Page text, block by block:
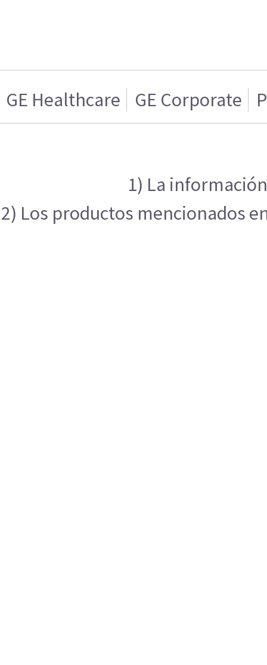
GE Healthcare GE Corporate
1) La
2) Los productos mencionados